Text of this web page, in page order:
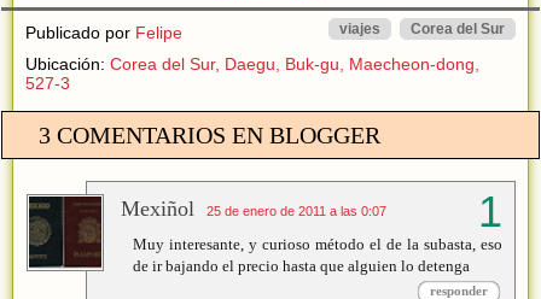
Publicado por Felipe Corea del Sur
viajes
Ubicación: Corea del Sur, Daegu, Buk-gu, Maecheon-dong,
527-3
3 COMENTARIOS EN BLOGGER
Mexiñol 25 de enero de 2011 a las 0:07
Muy interesante, y curioso método el de la subasta, eso
de ir bajando el precio hasta que alguien lo detenga
responder